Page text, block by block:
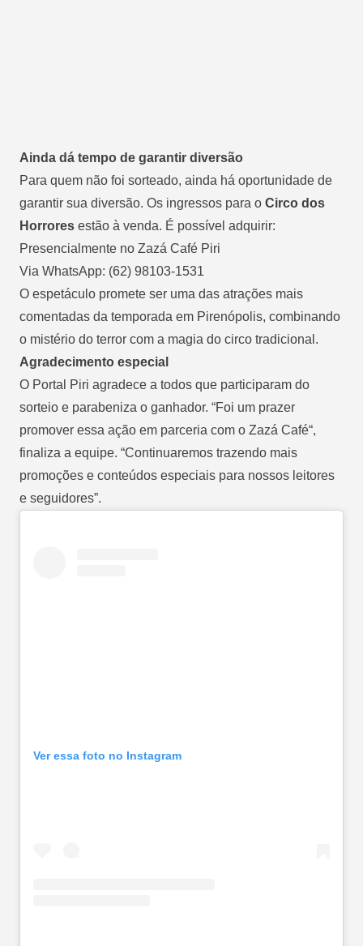
Ainda dá tempo de garantir diversão
Para quem não foi sorteado, ainda há oportunidade de
garantir sua diversão. Os ingressos para o Circo dos
Horrores estão à venda. É possível adquirir:
Presencialmente no Zazá Café Piri
Via WhatsApp: (62) 98103-1531
O espetáculo promete ser uma das atrações mais
comentadas da temporada em Pirenópolis, combinando
o mistério do terror com a magia do circo tradicional.
Agradecimento especial
O Portal Piri agradece a todos que participaram do
sorteio e parabeniza o ganhador. “Foi um prazer
promover essa ação em parceria com o Zazá Café“,
finaliza a equipe. “Continuaremos trazendo mais
promoções e conteúdos especiais para nossos leitores
e seguidores”.
Ver essa foto no Instagram